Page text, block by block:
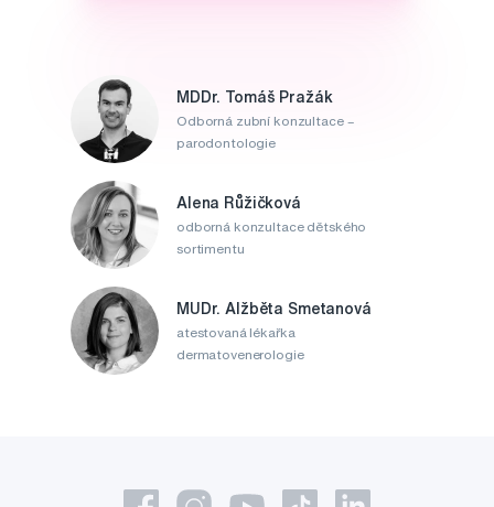
MDDr. Tomáš Pražák
Odborná zubní konzultace –
parodontologie
Alena Růžičková
odborná konzultace dětského
sortimentu
MUDr. Alžběta Smetanová
atestovaná lékařka
dermatovenerologie